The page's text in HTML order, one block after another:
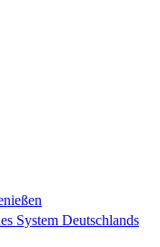
System Deutschlands